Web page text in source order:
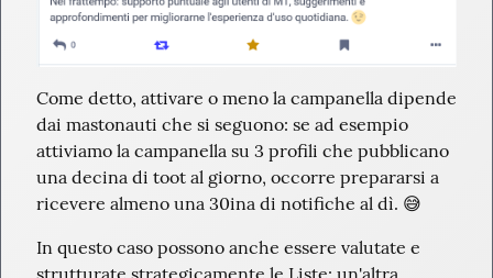
Come detto, attivare o meno la campanella dipende
dai mastonauti che si seguono: se ad esempio
attiviamo la campanella su 3 profili che pubblicano
una decina di toot al giorno, occorre prepararsi a
ricevere almeno una 30ina di notifiche al dì. 😅
In questo caso possono anche essere valutate e
strutturate strategicamente le Liste: un'altra